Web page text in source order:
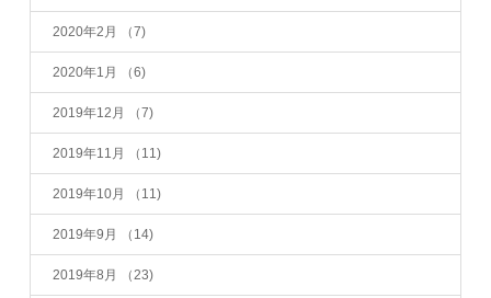
2020年2月 （7)
2020年1月 （6)
2019年12月 （7)
2019年11月 （11)
2019年10月 （11)
2019年9月 （14)
2019年8月 （23)